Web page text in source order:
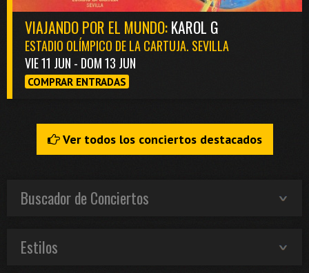
VIAJANDO POR EL MUNDO:KAROL G
ESTADIO OLÍMPICO DE LA CARTUJA. SEVILLA
VIE 11 JUN - DOM 13 JUN
COMPRAR ENTRADAS
Ver todos los conciertos destacados
Buscador de Conciertos
Estilos